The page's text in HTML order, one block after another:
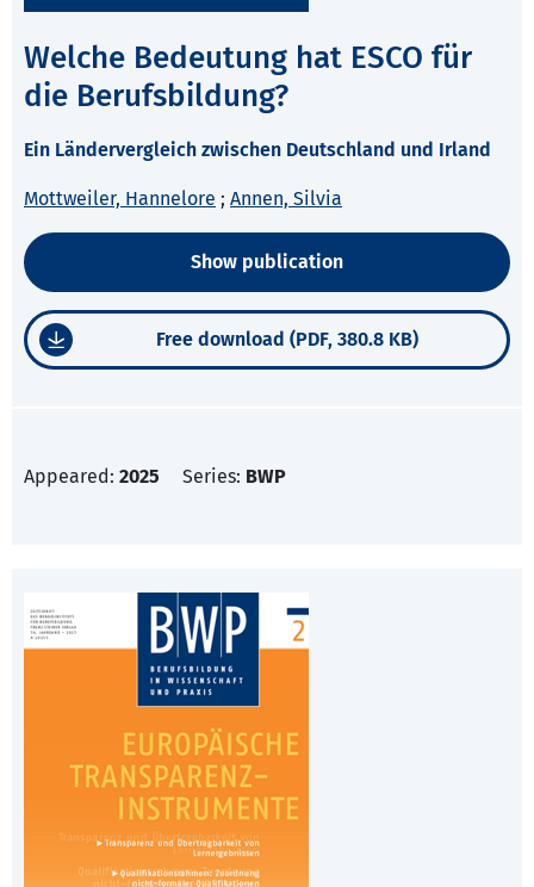
Welche Bedeutung hat ESCO für
die Berufsbildung?
Ein Ländervergleich zwischen Deutschland und Irland
Mottweiler, Hannelore ; Annen, Silvia
Show publication
Free download (PDF, 380.8 KB)
Appeared: 2025 Series: BWP